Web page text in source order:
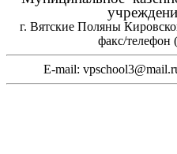
г. Вятские Поляны
факс/телефон
E-mail: